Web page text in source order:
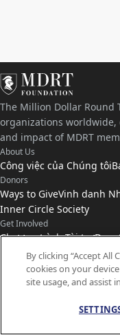
The Million Dollar Round
organizations
and impact of MDRT
About Us
Công việc của Chúng tôi
Donors
Ways to GiveVinh danh
Inner Circle Society
Get Involved
Chương trình Tài trợ
Connect with Us
Liên hệTin tức
2026Quỹ Từ
By clicking “Accept
cookies on your
site usage, and assist